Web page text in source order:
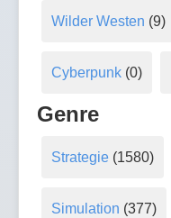
Wilder Westen (9)
Cyberpunk(0)
Genre
Strategie(1580)
Simulation (377)